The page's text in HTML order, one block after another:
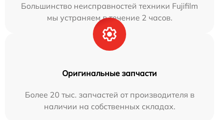
Большинство неисправностей техники Fujifilm
мы устраняем в течение 2 часов.
Оригинальные запчасти
Более 20 тыс. запчастей от производителя в
наличии на собственных складах.